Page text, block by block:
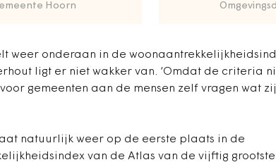
Hoorn
weer onderaan in de
ligt er niet wakker van. ‘Omdat de criteria
gemeenten aan de mensen zelf vragen wat
natuurlijk weer op de eerste plaats in de
van de Atlas van de vijftig grootste